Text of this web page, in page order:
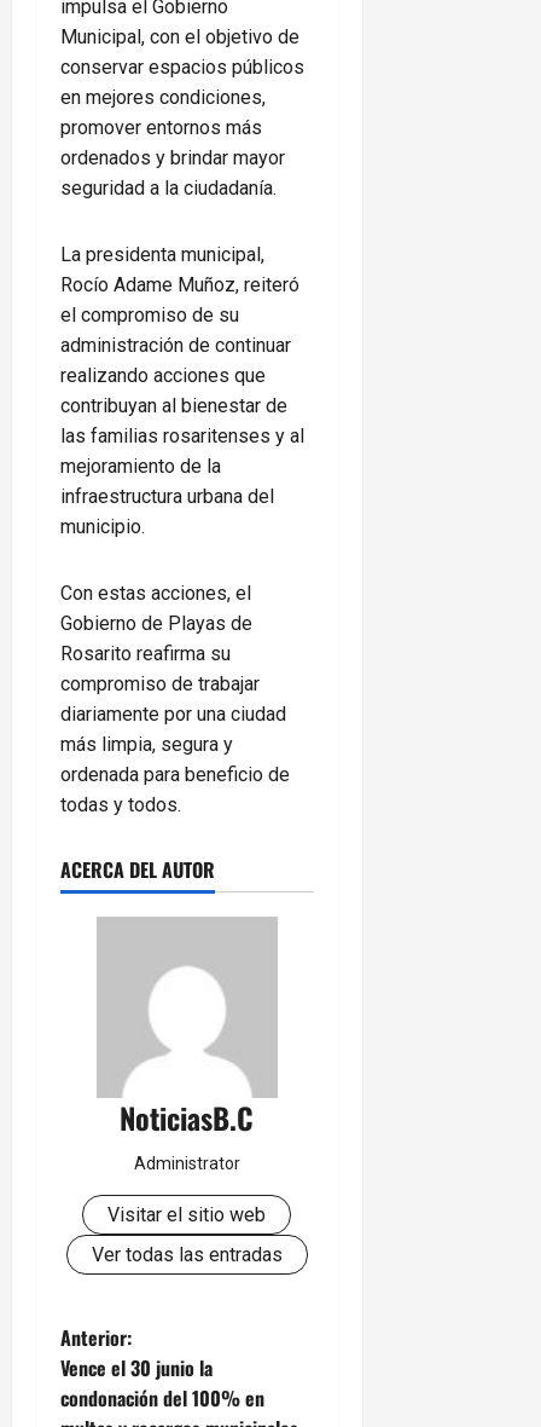
impulsa el Gobierno
Municipal, con el objetivo de
conservar espacios públicos
en mejores condiciones,
promover entornos más
ordenados y brindar mayor
seguridad a la ciudadanía.
La presidenta municipal,
Rocío Adame Muñoz, reiteró
el compromiso de su
administración de continuar
realizando acciones que
contribuyan al bienestar de
las familias rosaritenses y al
mejoramiento de la
infraestructura urbana del
municipio.
Con estas acciones, el
Gobierno de Playas de
Rosarito reafirma su
compromiso de trabajar
diariamente por una ciudad
más limpia, segura y
ordenada para beneficio de
todas y todos.
ACERCA DEL AUTOR
NoticiasB.C
Administrator
Visitar el sitio web
Ver todas las entradas
N
a
Anterior:
Vence el 30 junio la
condonación del 100% en